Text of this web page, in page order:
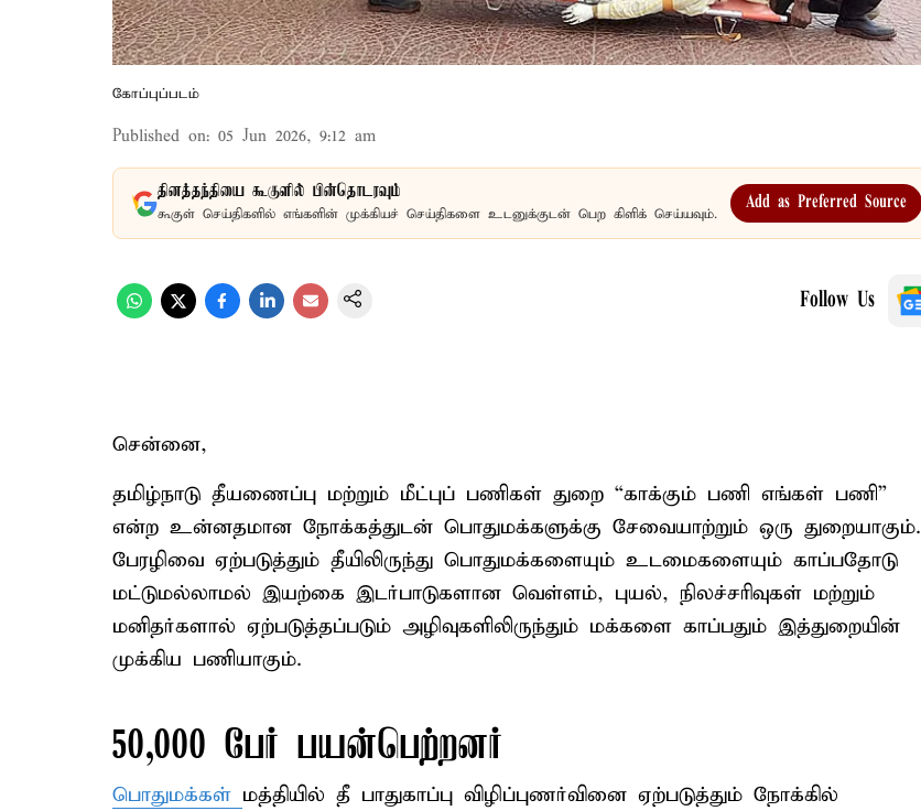
கோப்புப்படம்
Published on: 05 Jun 2026, 9:12 am
தினத்தந்தியை கூகுளில் பின்தொடரவும்
கூகுள் செய்திகளில் எங்களின் முக்கியச் செய்திகளை உடனுக்குடன் பெற கிளிக் செய்யவும்.
Add as Preferred Source
Follow Us
சென்னை,
தமிழ்நாடு தீயணைப்பு மற்றும் மீட்புப் பணிகள் துறை “காக்கும் பணி எங்கள் பணி”
என்ற உன்னதமான நோக்கத்துடன் பொதுமக்களுக்கு சேவையாற்றும் ஒரு துறையாகும்.
பேரழிவை ஏற்படுத்தும் தீயிலிருந்து பொதுமக்களையும் உடமைகளையும் காப்பதோடு
மட்டுமல்லாமல் இயற்கை இடர்பாடுகளான வெள்ளம், புயல், நிலச்சரிவுகள் மற்றும்
மனிதர்களால் ஏற்படுத்தப்படும் அழிவுகளிலிருந்தும் மக்களை காப்பதும் இத்துறையின்
முக்கிய பணியாகும்.
50,000 பேர் பயன்பெற்றனர்
பொதுமக்கள் மத்தியில் தீ பாதுகாப்பு விழிப்புணர்வினை ஏற்படுத்தும் நோக்கில்